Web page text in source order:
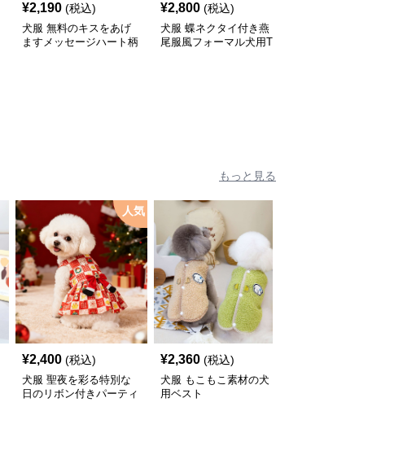
¥2,190 (税込)
犬服 無料のキスをあげ
ますメッセージハート柄
¥2,800 (税込)
犬服 蝶ネクタイ付き燕
尾服風フォーマル犬用T
もっと見る
人気
¥2,400 (税込)
犬服 聖夜を彩る特別な
日のリボン付きパーティ
¥2,360 (税込)
犬服 もこもこ素材の犬
用ベスト